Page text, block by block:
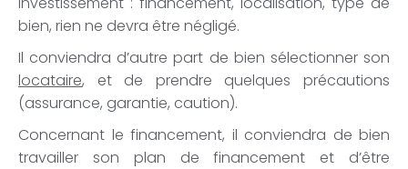
bien, rien ne devra être négligé.
Il conviendra d’autre part de bien sélectionner son
locataire, et de prendre quelques précautions
(assurance, garantie, caution).
Concernant le financement, il conviendra de bien
travailler son plan de financement et d’être